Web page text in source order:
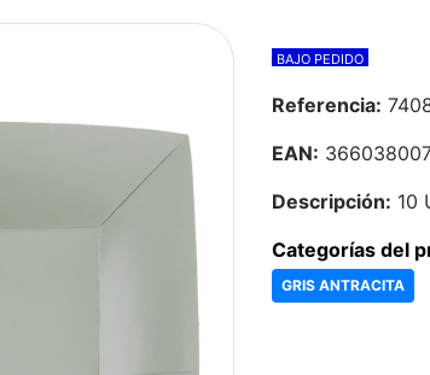
BAJO PEDIDO
Referencia:
EAN:
Descripción: 10
Categorías del
GRIS ANTRACITA